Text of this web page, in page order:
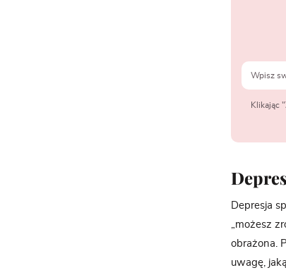
Klikając
Depresja
„możesz
obrażona.
uwagę,